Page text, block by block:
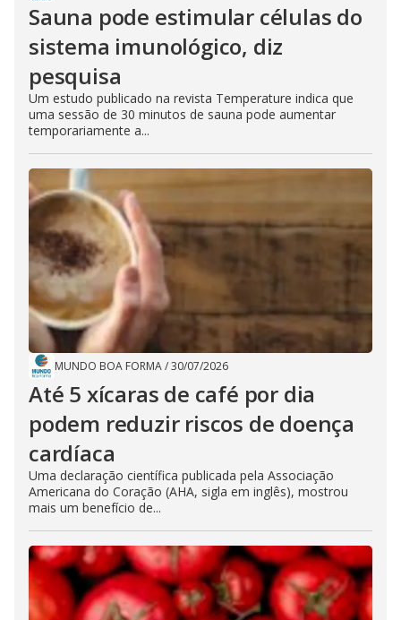
Sauna pode estimular células do
sistema imunológico, diz
pesquisa
Um estudo publicado na revista Temperature indica que
uma sessão de 30 minutos de sauna pode aumentar
temporariamente a...
MUNDO BOA FORMA/30/07/2026
Até 5 xícaras de café por dia
podem reduzir riscos de doença
cardíaca
Uma declaração científica publicada pela Associação
Americana do Coração (AHA, sigla em inglês), mostrou
mais um benefício de...